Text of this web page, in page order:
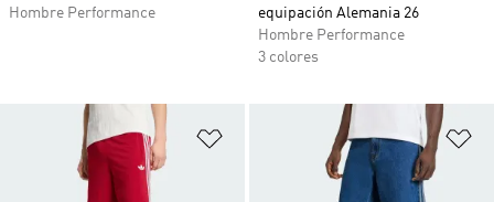
Hombre Performance
equipación Alemania 26
Hombre Performance
3 colores
Añadir a la lista de deseos